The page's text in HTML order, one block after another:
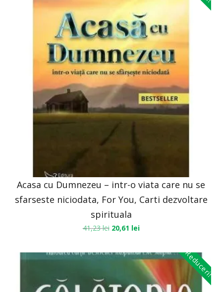
Acasa cu Dumnezeu – intr-o viata care nu se
sfarseste niciodata, For You, Carti dezvoltare
spirituala
41,23lei 20,61 lei
Reduceri!